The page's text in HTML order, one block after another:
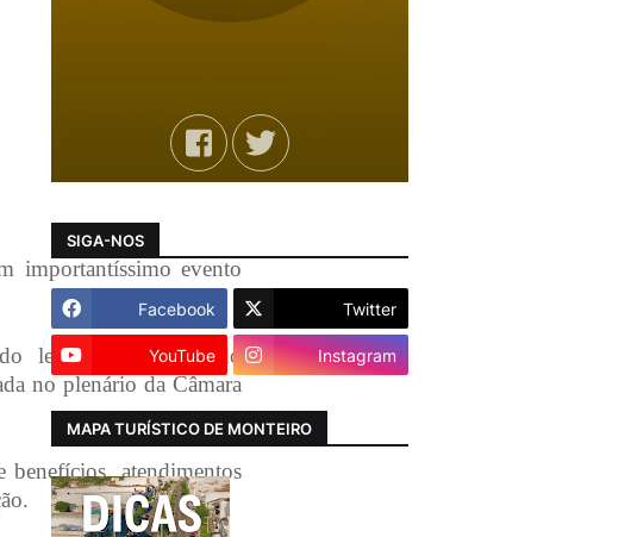
importantíssimo evento
legislativo atendendo
no plenário da Câmara
atendimentos
SIGA-NOS
Facebook Twitter
YouTube Instagram
MAPA TURÍSTICO DE MONTEIRO